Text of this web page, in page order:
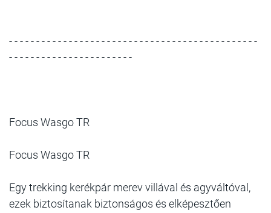
- - - - - - - - - - - - - - - - - - - - - - - - - - - - - - - - - - - - - - - - - - - - - -
- - - - - - - - - - - - - - - - - - - - - - -
Focus Wasgo TR
Focus Wasgo TR
Egy trekking kerékpár merev villával és agyváltóval,
ezek biztosítanak biztonságos és elképesztően